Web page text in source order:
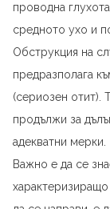
проводна
средното ухо и
Обструкция на
предразполага
(сериозен отит).
продължи за
адекватни мерки.
Важно е да се